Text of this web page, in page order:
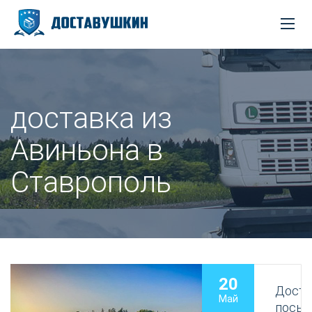
доставка из
Авиньона в
Ставрополь
20
Май